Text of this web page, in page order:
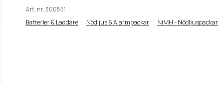
Art. nr.300551
Batterier & Laddare
Nödljus & Alarmpackar NiMH - Nödljuspackar